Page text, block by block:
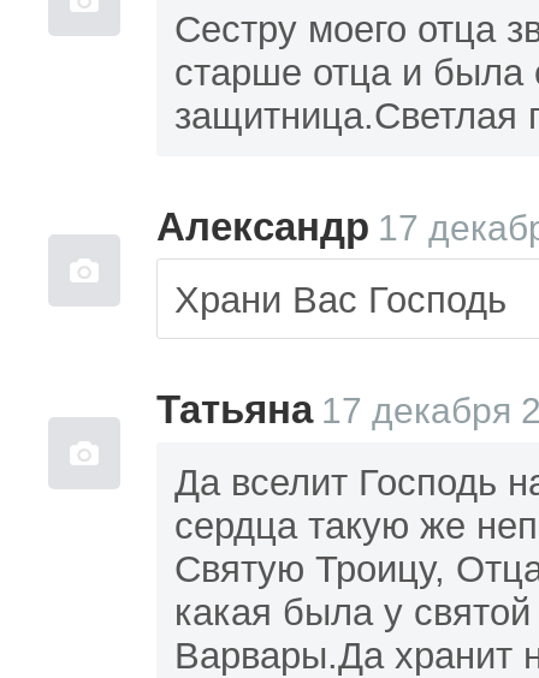
Сестру моего отца
старше отца и была
защитница.Светлая
Александр 17
Храни Вас Господь
Татьяна 17 декабря
Да вселит Господь
сердца такую же
Святую Троицу,
какая была у
Варвары.Да хранит